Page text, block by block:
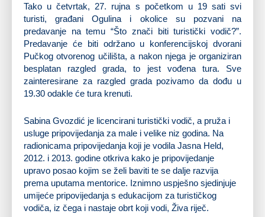
Tako u četvrtak, 27. rujna s početkom u 19 sati svi
turisti, građani Ogulina i okolice su pozvani na
predavanje na temu “Što znači biti turistički vodič?”.
Predavanje će biti održano u konferencijskoj dvorani
Pučkog otvorenog učilišta, a nakon njega je organiziran
besplatan razgled grada, to jest vođena tura. Sve
zainteresirane za razgled grada pozivamo da dođu u
19.30 odakle će tura krenuti.
Sabina Gvozdić je licencirani turistički vodič, a pruža i
usluge pripovijedanja za male i velike niz godina. Na
radionicama pripovijedanja koji je vodila Jasna Held,
2012. i 2013. godine otkriva kako je pripovijedanje
upravo posao kojim se želi baviti te se dalje razvija
prema uputama mentorice. Iznimno uspješno sjedinjuje
umijeće pripovijedanja s edukacijom za turističkog
vodiča, iz čega i nastaje obrt koji vodi, Živa riječ.